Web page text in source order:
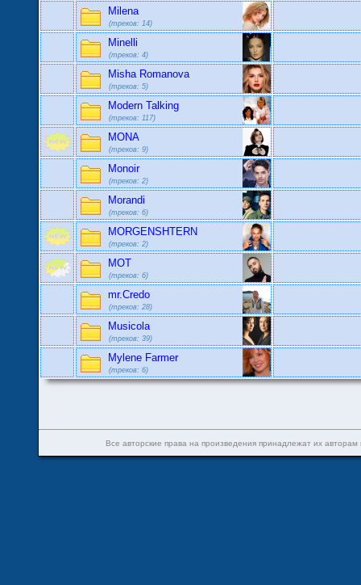
Milena
(треков: 14)
Minelli
(треков: 4)
Misha Romanova
(треков: 5)
Modern Talking
(треков: 117)
MONA
(треков: 9)
Monoir
(треков: 2)
Morandi
(треков: 6)
MORGENSHTERN
(треков: 2)
MOT
(треков: 6)
mr.Credo
(треков: 28)
Musicola
(треков: 39)
Mylene Farmer
(треков: 6)
Все авторские права на произведения принадлежат их